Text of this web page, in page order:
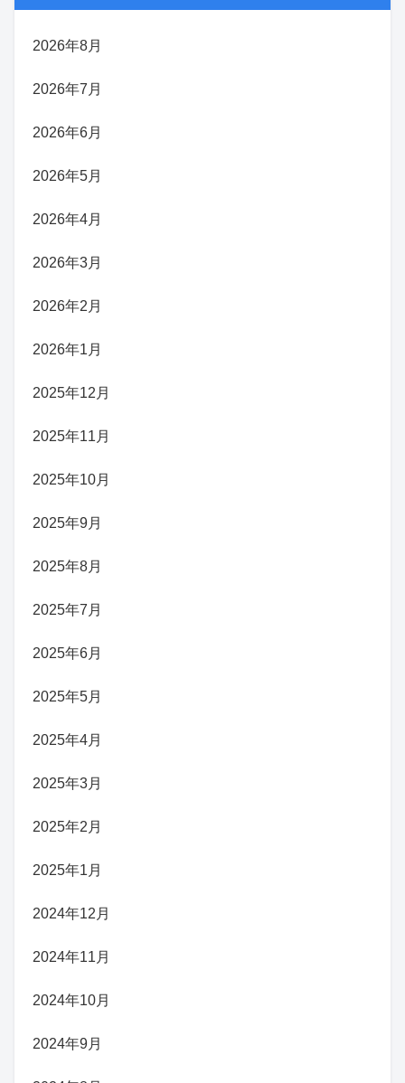
2026年8月
2026年7月
2026年6月
2026年5月
2026年4月
2026年3月
2026年2月
2026年1月
2025年12月
2025年11月
2025年10月
2025年9月
2025年8月
2025年7月
2025年6月
2025年5月
2025年4月
2025年3月
2025年2月
2025年1月
2024年12月
2024年11月
2024年10月
2024年9月